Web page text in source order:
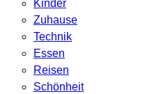
Kinder
Zuhause
Technik
Essen
Reisen
Schönheit